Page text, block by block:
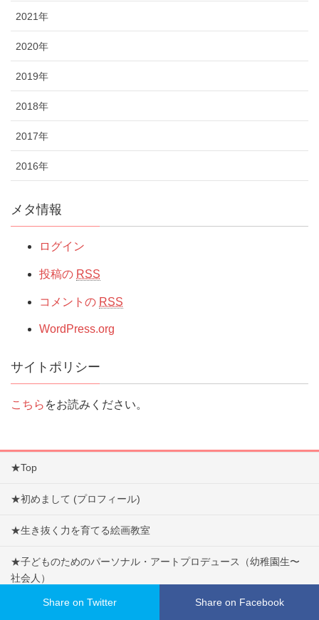
2021年
2020年
2019年
2018年
2017年
2016年
メタ情報
ログイン
投稿の RSS
コメントの RSS
WordPress.org
サイトポリシー
こちら をお読みください。
★Top
★初めまして (プロフィール)
★生き抜く力を育てる絵画教室
★子どものためのパーソナル・アートプロデュース（幼稚園生〜
社会人）
★幸せ100倍レシピのブログ
Share on Twitter Share on Facebook